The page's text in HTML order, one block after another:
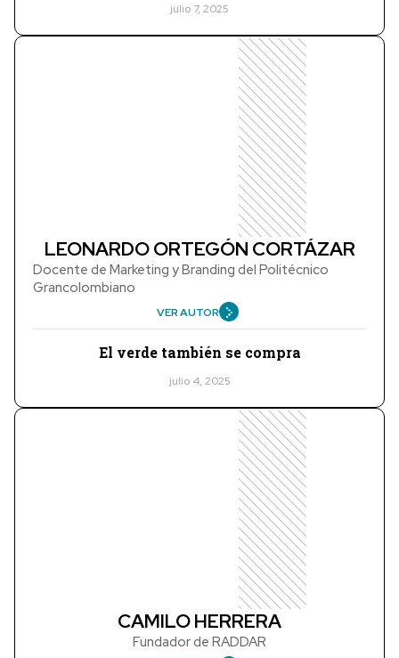
julio 7, 2025
LEONARDO ORTEGÓN CORTÁZAR
Docente de Marketing y Branding del Politécnico
Grancolombiano
VER AUTOR
El verde también se compra
julio 4, 2025
CAMILO HERRERA
Fundador de RADDAR